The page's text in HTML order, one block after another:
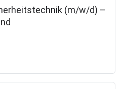
(m/w/d) –